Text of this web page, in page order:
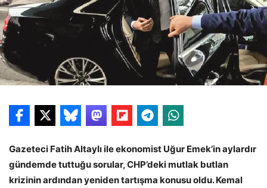
Gazeteci Fatih Altaylı ile ekonomist Uğur Emek’in aylardır
gündemde tuttuğu sorular, CHP’deki mutlak butlan
krizinin ardından yeniden tartışma konusu oldu. Kemal